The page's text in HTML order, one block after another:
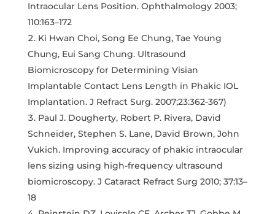
Intraocular Lens Position. Ophthalmology 2003;
110:163–172
Ki Hwan Choi, Song Ee Chung, Tae Young
Chung, Eui Sang Chung. Ultrasound
Biomicroscopy for Determining Visian
Implantable Contact Lens Length in Phakic IOL
Implantation. J Refract Surg. 2007;23:362-367)
Paul J. Dougherty, Robert P. Rivera, David
Schneider, Stephen S. Lane, David Brown, John
Vukich. Improving accuracy of phakic intraocular
lens sizing using high-frequency ultrasound
biomicroscopy. J Cataract Refract Surg 2010; 37:13–
18